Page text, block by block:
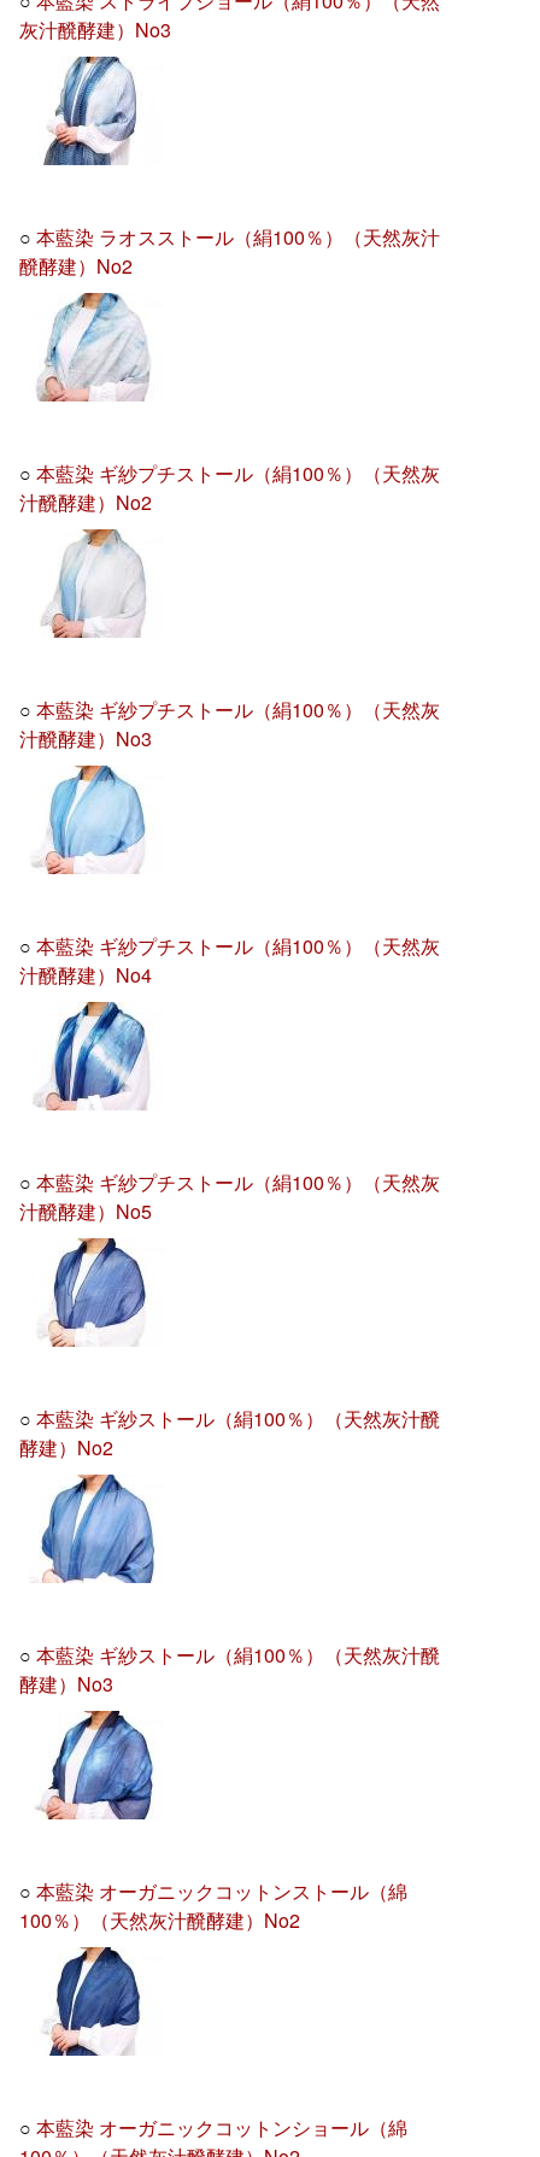
灰汁醗酵建）No3
○本藍染 ラオスストール（絹100％）（天然灰汁
醗酵建）No2
○本藍染 ギ紗プチストール（絹100％）（天然灰
汁醗酵建）No2
○本藍染 ギ紗プチストール（絹100％）（天然灰
汁醗酵建）No3
○本藍染 ギ紗プチストール（絹100％）（天然灰
汁醗酵建）No4
○本藍染 ギ紗プチストール（絹100％）（天然灰
汁醗酵建）No5
○本藍染 ギ紗ストール（絹100％）（天然灰汁醗
酵建）No2
○本藍染 ギ紗ストール（絹100％）（天然灰汁醗
酵建）No3
○本藍染 オーガニックコットンストール（綿
100％）（天然灰汁醗酵建）No2
○本藍染 オーガニックコットンショール（綿